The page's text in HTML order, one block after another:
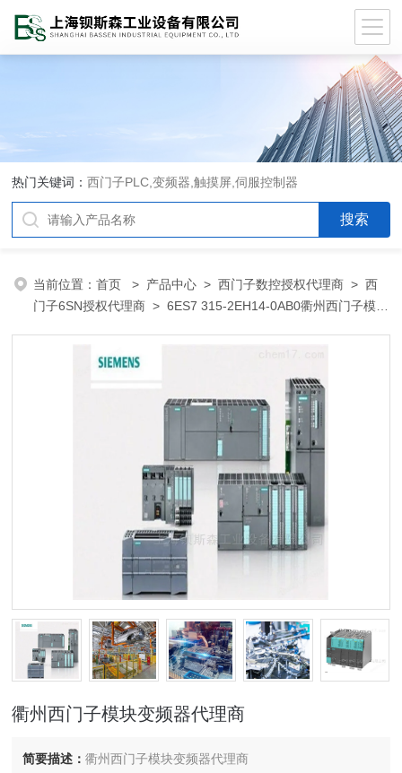
热门关键词：西门子PLC,变频器,触摸屏,伺服控制器
当前位置：首页 > 产品中心 >西门子数控授权代理商 >西
门子6SN授权代理商 > 6ES7 315-2EH14-0AB0衢州西门子模块
衢州西门子模块变频器代理商
简要描述：衢州西门子模块变频器代理商